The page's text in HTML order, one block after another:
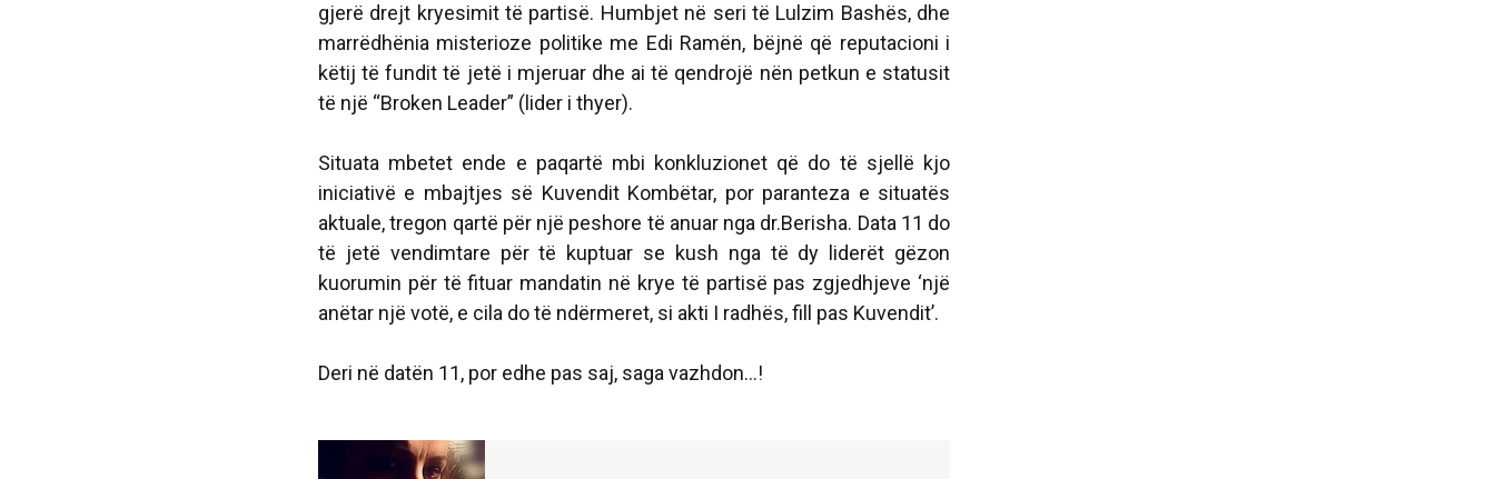
gjerë drejt kryesimit të partisë. Humbjet në seri të Lulzim Bashës, dhe
marrëdhënia misterioze politike me Edi Ramën, bëjnë që reputacioni i
këtij të fundit të jetë i mjeruar dhe ai të qendrojë nën petkun e statusit
të një “Broken Leader” (lider i thyer).
Situata mbetet ende e paqartë mbi konkluzionet që do të sjellë kjo
iniciativë e mbajtjes së Kuvendit Kombëtar, por paranteza e situatës
aktuale, tregon qartë për një peshore të anuar nga dr.Berisha. Data 11 do
të jetë vendimtare për të kuptuar se kush nga të dy liderët gëzon
kuorumin për të fituar mandatin në krye të partisë pas zgjedhjeve ‘një
anëtar një votë, e cila do të ndërmeret, si akti I radhës, fill pas Kuvendit’.
Deri në datën 11, por edhe pas saj, saga vazhdon...!